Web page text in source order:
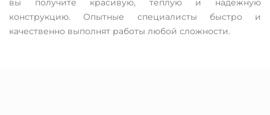
вы получите красивую, теплую и надежную
конструкцию. Опытные специалисты быстро и
качественно выполнят работы любой сложности.